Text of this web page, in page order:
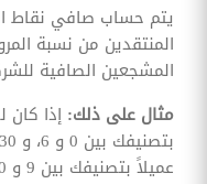
يتم حساب صافي نقاط
المنتقدين من نسبة
المشجعين الصافية
مثال على ذلك:
عميلاً بتصنيفك بين 9 و 10، فإن صافي نقاط الترويج سيكون: